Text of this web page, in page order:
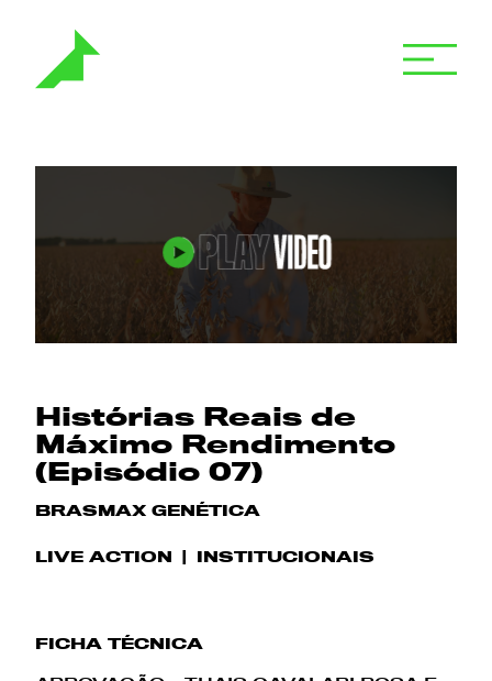
Histórias Reais de
Máximo Rendimento
(Episódio 07)
BRASMAX GENÉTICA
LIVE ACTION INSTITUCIONAIS
FICHA TÉCNICA